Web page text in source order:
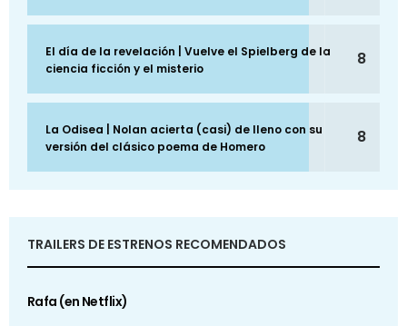
El día de la revelación | Vuelve el Spielberg de la
ciencia ficción y el misterio
8
La Odisea | Nolan acierta (casi) de lleno con su
versión del clásico poema de Homero
8
TRAILERS DE ESTRENOS RECOMENDADOS
Rafa (en Netflix)